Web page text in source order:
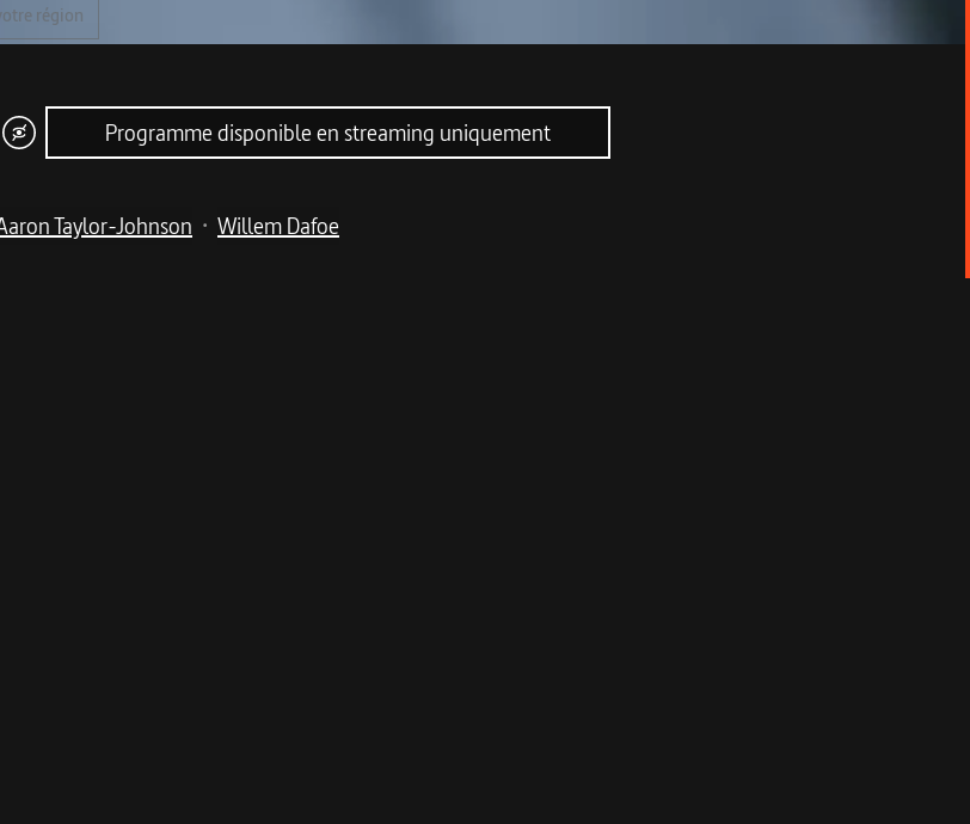
région
Programme disponible en streaming uniquement
Taylor-Johnson • Willem Dafoe